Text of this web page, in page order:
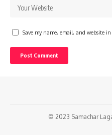
Save my name, email, and website
© 2023 Samachar